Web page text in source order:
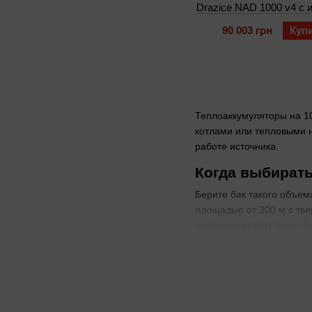
Теплоаккумуляторы на
котлами или тепловыми
работе источника.
Когда
Берите бак такого
площадью от 300 м с
одним контуром
ГВС или несколькими
Drazice NAD 1000 v4 с
90 003 грн